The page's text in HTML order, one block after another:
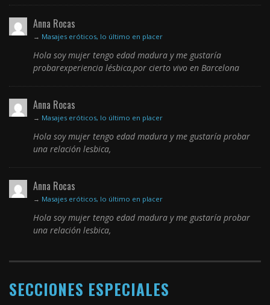
Anna Rocas
→ Masajes eróticos, lo último en placer
Hola soy mujer tengo edad madura y me gustaría
probarexperiencia lésbica,por cierto vivo en Barcelona
Anna Rocas
→ Masajes eróticos, lo último en placer
Hola soy mujer tengo edad madura y me gustaría probar
una relación lesbica,
Anna Rocas
→ Masajes eróticos, lo último en placer
Hola soy mujer tengo edad madura y me gustaría probar
una relación lesbica,
SECCIONES ESPECIALES